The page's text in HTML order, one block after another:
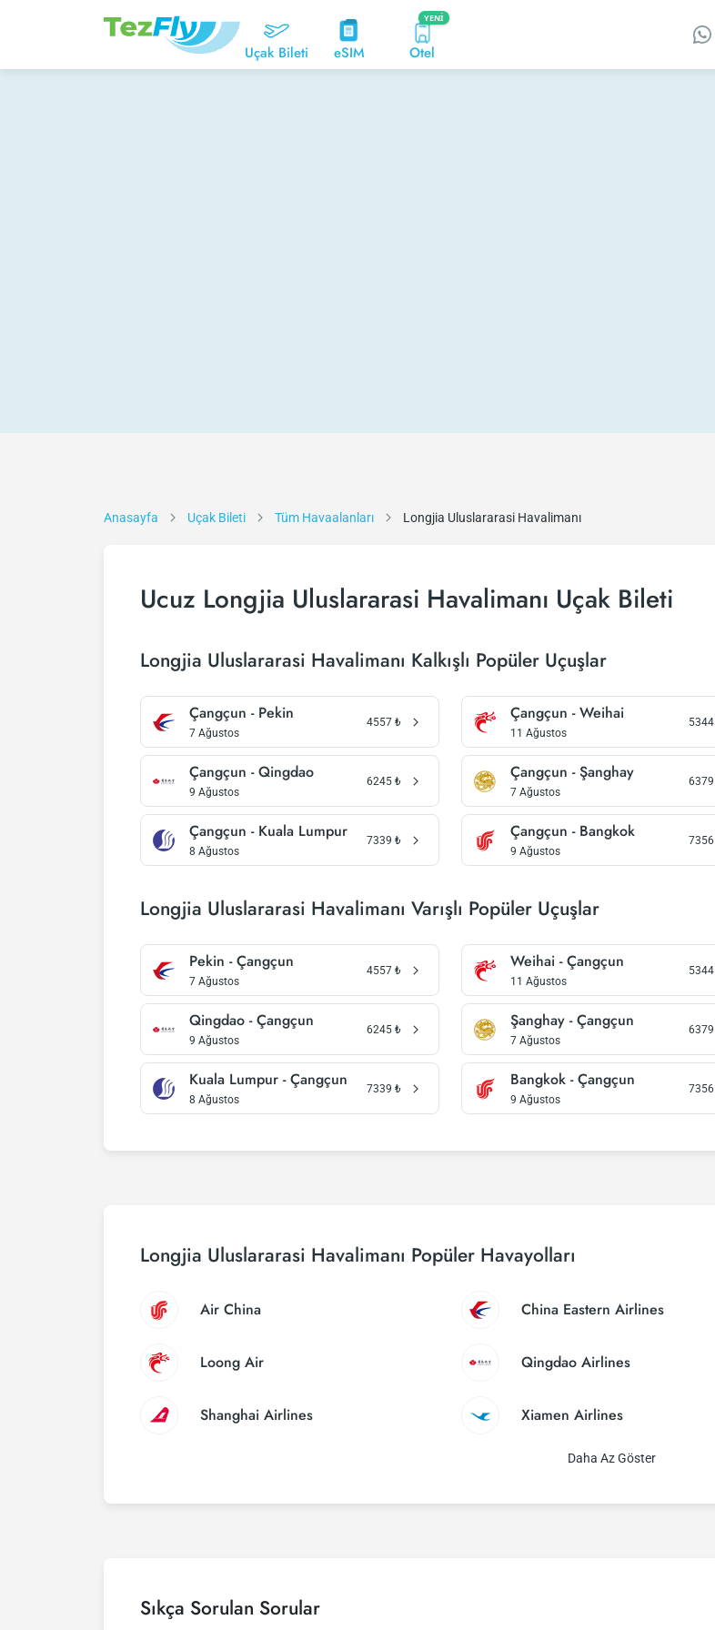
Uçak Bileti eSIM
YENI
Otel
Anasayfa Uçak Bileti Tüm Havaalanları Longjia Uluslararasi Havalimanı
Ucuz Longjia Uluslararasi Havalimanı Uçak Bileti
Longjia Uluslararasi Havalimanı Kalkışlı Popüler Uçuşlar
Çangçun - Pekin
7 Ağustos
4557 ₺ Çangçun - Weihai
11 Ağustos
5344
Çangçun - Qingdao
9 Ağustos
6245 ₺ Çangçun - Şanghay
7 Ağustos
6379
Çangçun - Kuala Lumpur
8 Ağustos
7339 ₺ Çangçun - Bangkok
9 Ağustos
7356
Longjia Uluslararasi Havalimanı Varışlı Popüler Uçuşlar
Pekin - Çangçun
7 Ağustos
4557 ₺ Weihai - Çangçun
11 Ağustos
5344
Qingdao - Çangçun
9 Ağustos
6245 ₺ Şanghay - Çangçun
7 Ağustos
6379
Kuala Lumpur - Çangçun
8 Ağustos
7339 ₺ Bangkok - Çangçun
9 Ağustos
7356
Longjia Uluslararasi Havalimanı Popüler Havayolları
Air China China Eastern Airlines
Loong Air Qingdao Airlines
Shanghai Airlines Xiamen Airlines
Daha Az Göster
Sıkça Sorulan Sorular